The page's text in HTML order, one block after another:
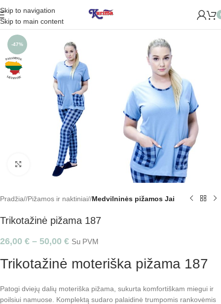
Skip to navigation
Skip to main content
NAUJĄ PARDUOTUVĘ ŽVĖRYNE (SĖLIŲ G. 29
-47%
Padidinti
Pradžia/ Pižamos ir naktiniai/ Medvilninės pižamos Jai
Trikotažinė pižama 187
26,00 € – 50,00 € Su PVM
Trikotažinė moteriška pižama 187
Patogi dviejų dalių moteriška pižama, sukurta komfortiškam miegui ir
poilsiui namuose. Komplektą sudaro palaidinė trumpomis rankovėmis